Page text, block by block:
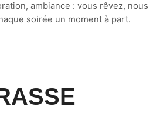
ambiance : vous rêvez, nous
soirée un moment à part.